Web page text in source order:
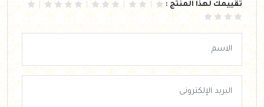
تقييمك لهذا المنتج :